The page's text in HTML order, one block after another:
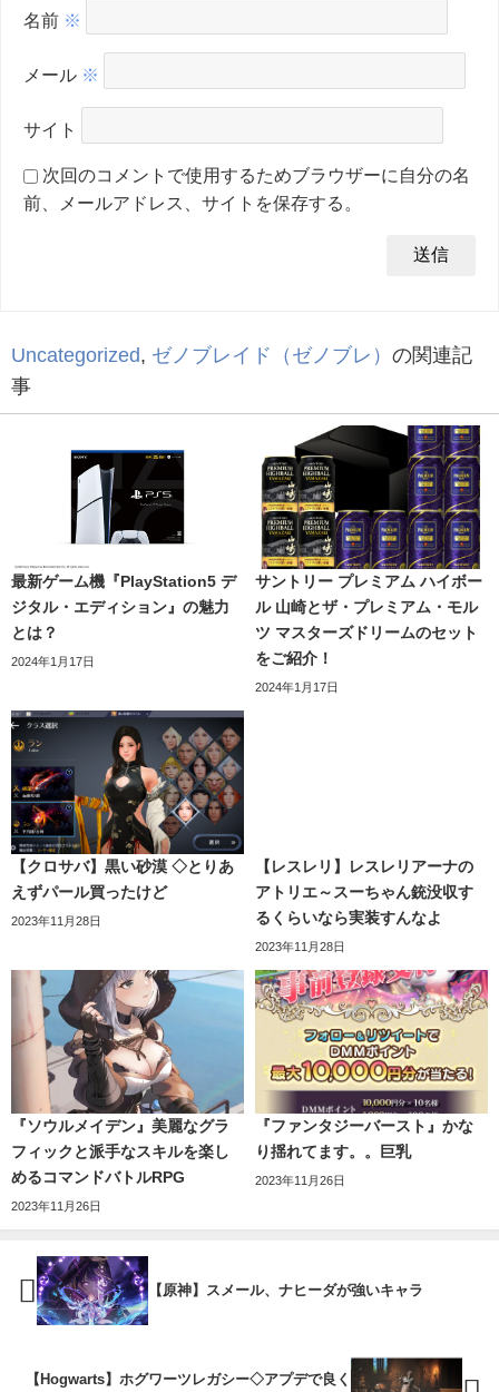
名前 ※
メール ※
サイト
次回のコメントで使用するためブラウザーに自分の名
前、メールアドレス、サイトを保存する。
Uncategorized, ゼノブレイド（ゼノブレ） の関連記
事
最新ゲーム機『PlayStation5 デ
ジタル・エディション』の魅力
とは？
2024年1月17日
サントリー プレミアム ハイボー
ル 山崎とザ・プレミアム・モル
ツ マスターズドリームのセット
をご紹介！
2024年1月17日
【クロサバ】黒い砂漠 ◇とりあ
えずパール買ったけど
2023年11月28日
【レスレリ】レスレリアーナの
アトリエ～スーちゃん銃没収す
るくらいなら実装すんなよ
2023年11月28日
『ソウルメイデン』美麗なグラ
フィックと派手なスキルを楽し
めるコマンドバトルRPG
2023年11月26日
『ファンタジーバースト』かな
り揺れてます。。巨乳
2023年11月26日
【原神】スメール、ナヒーダが強いキャラ
【Hogwarts】ホグワーツレガシー◇アプデで良く